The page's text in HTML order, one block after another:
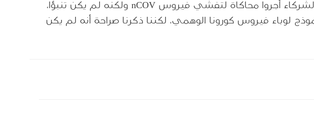
أوضح فيه أن المركز والشركاء أجروا محاكاة لتفشي فيروس nCOV ولكنه لم يكن تنبؤا،
لوباء فيروس كورونا الوهمي، لكننا ذكرنا صراحة أنه لم يكن